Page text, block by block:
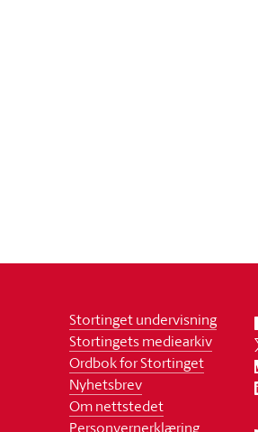
Stortinget undervisning
Stortingets mediearkiv
Ordbok for Stortinget
Nyhetsbrev
Om nettstedet
Personvernerklæring